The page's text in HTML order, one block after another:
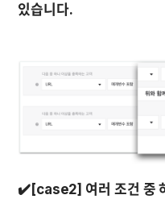
있습니다.
✔️[case2] 여러 조건 중